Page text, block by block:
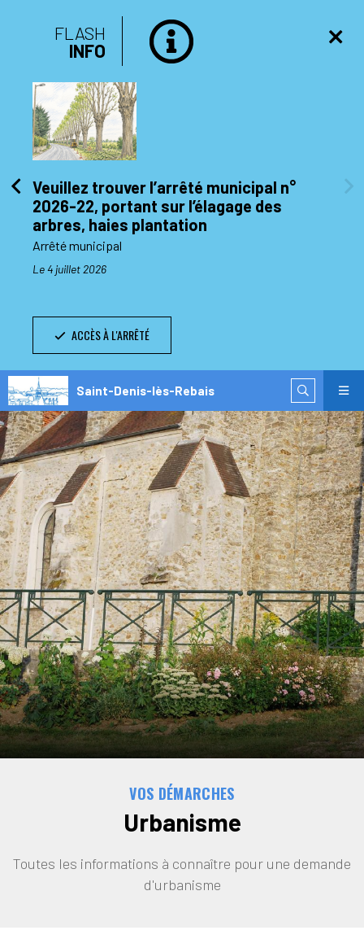
FLASH
INFO
Veuillez trouver l’arrêté municipal n°
2026-22, portant sur l’élagage des
arbres, haies plantation
Arrêté municipal
Le 4 juillet 2026
ACCÈS À L'ARRÊTÉ
Saint-Denis-lès-Rebais
VOS DÉMARCHES
Urbanisme
Toutes les informations à connaître pour une demande
d'urbanisme